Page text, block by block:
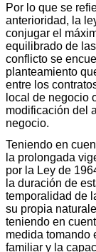
Por lo que se
anterioridad, la
conjugar el
equilibrado de
conflicto se
planteamiento
entre los
local de negocio
modificación del
negocio.
Teniendo en
la prolongada
por la Ley de
la duración de
temporalidad de
su propia
teniendo en
medida tomando
familiar y la